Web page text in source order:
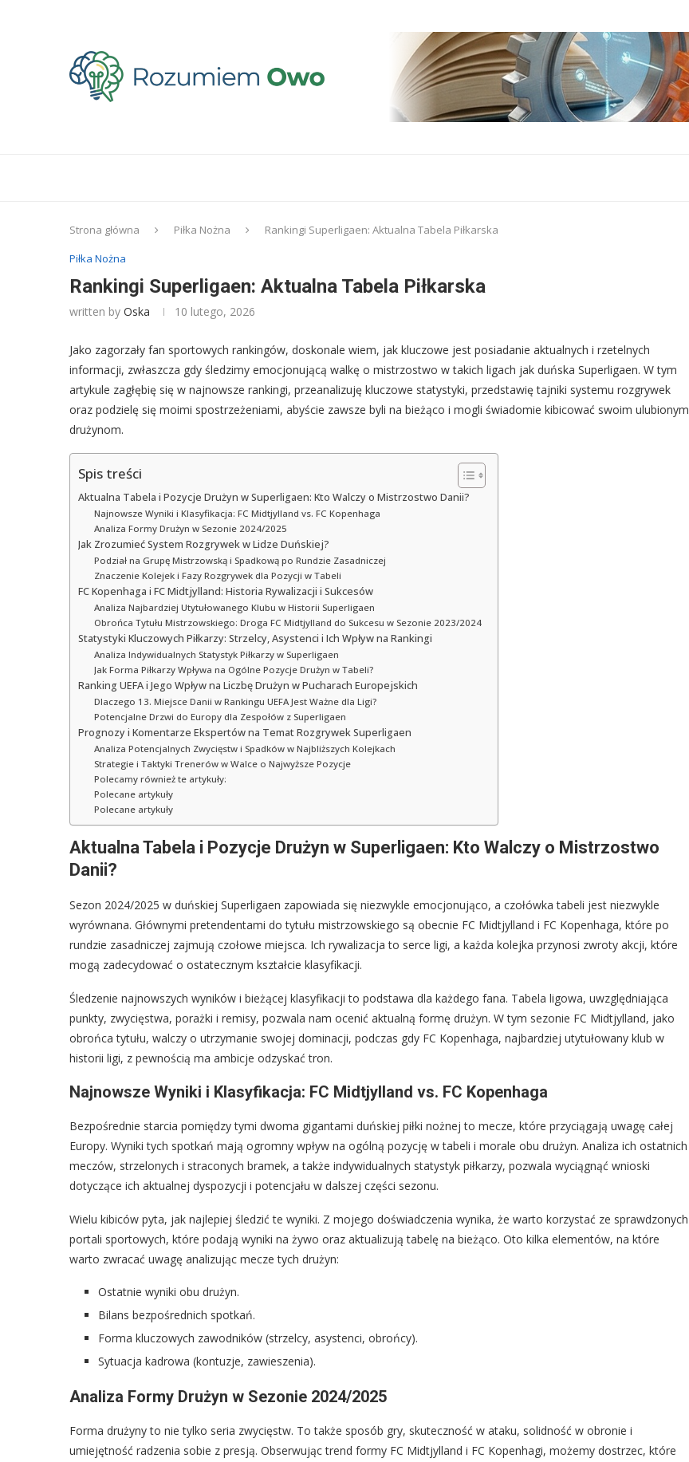
Strona główna Piłka Nożna
Rankingi Superligaen: Aktualna Tabela Piłkarska
Piłka Nożna
Rankingi Superligaen: Aktualna Tabela Piłkarska
written by Oska 10 lutego, 2026
Jako zagorzały fan sportowych rankingów, doskonale wiem, jak kluczowe jest posiadanie aktualnych i rzetelnych
informacji, zwłaszcza gdy śledzimy emocjonującą walkę o mistrzostwo w takich ligach jak duńska Superligaen. W tym
artykule zagłębię się w najnowsze rankingi, przeanalizuję kluczowe statystyki, przedstawię tajniki systemu rozgrywek
oraz podzielę się moimi spostrzeżeniami, abyście zawsze byli na bieżąco i mogli świadomie kibicować swoim ulubionym
drużynom.
Spis treści
Aktualna Tabela i Pozycje Drużyn w Superligaen: Kto Walczy o Mistrzostwo Danii?
Najnowsze Wyniki i Klasyfikacja: FC Midtjylland vs. FC Kopenhaga
Analiza Formy Drużyn w Sezonie 2024/2025
Jak Zrozumieć System Rozgrywek w Lidze Duńskiej?
Podział na Grupę Mistrzowską i Spadkową po Rundzie Zasadniczej
Znaczenie Kolejek i Fazy Rozgrywek dla Pozycji w Tabeli
FC Kopenhaga i FC Midtjylland: Historia Rywalizacji i Sukcesów
Analiza Najbardziej Utytułowanego Klubu w Historii Superligaen
Obrońca Tytułu Mistrzowskiego: Droga FC Midtjylland do Sukcesu w Sezonie 2023/2024
Statystyki Kluczowych Piłkarzy: Strzelcy, Asystenci i Ich Wpływ na Rankingi
Analiza Indywidualnych Statystyk Piłkarzy w Superligaen
Jak Forma Piłkarzy Wpływa na Ogólne Pozycje Drużyn w Tabeli?
Ranking UEFA i Jego Wpływ na Liczbę Drużyn w Pucharach Europejskich
Dlaczego 13. Miejsce Danii w Rankingu UEFA Jest Ważne dla Ligi?
Potencjalne Drzwi do Europy dla Zespołów z Superligaen
Prognozy i Komentarze Ekspertów na Temat Rozgrywek Superligaen
Analiza Potencjalnych Zwycięstw i Spadków w Najbliższych Kolejkach
Strategie i Taktyki Trenerów w Walce o Najwyższe Pozycje
Polecamy również te artykuły:
Polecane artykuły
Polecane artykuły
Aktualna Tabela i Pozycje Drużyn w Superligaen: Kto Walczy o Mistrzostwo
Danii?
Sezon 2024/2025 w duńskiej Superligaen zapowiada się niezwykle emocjonująco, a czołówka tabeli jest niezwykle
wyrównana. Głównymi pretendentami do tytułu mistrzowskiego są obecnie FC Midtjylland i FC Kopenhaga, które po
rundzie zasadniczej zajmują czołowe miejsca. Ich rywalizacja to serce ligi, a każda kolejka przynosi zwroty akcji, które
mogą zadecydować o ostatecznym kształcie klasyfikacji.
Śledzenie najnowszych wyników i bieżącej klasyfikacji to podstawa dla każdego fana. Tabela ligowa, uwzględniająca
punkty, zwycięstwa, porażki i remisy, pozwala nam ocenić aktualną formę drużyn. W tym sezonie FC Midtjylland, jako
obrońca tytułu, walczy o utrzymanie swojej dominacji, podczas gdy FC Kopenhaga, najbardziej utytułowany klub w
historii ligi, z pewnością ma ambicje odzyskać tron.
Najnowsze Wyniki i Klasyfikacja: FC Midtjylland vs. FC Kopenhaga
Bezpośrednie starcia pomiędzy tymi dwoma gigantami duńskiej piłki nożnej to mecze, które przyciągają uwagę całej
Europy. Wyniki tych spotkań mają ogromny wpływ na ogólną pozycję w tabeli i morale obu drużyn. Analiza ich ostatnich
meczów, strzelonych i straconych bramek, a także indywidualnych statystyk piłkarzy, pozwala wyciągnąć wnioski
dotyczące ich aktualnej dyspozycji i potencjału w dalszej części sezonu.
Wielu kibiców pyta, jak najlepiej śledzić te wyniki. Z mojego doświadczenia wynika, że warto korzystać ze sprawdzonych
portali sportowych, które podają wyniki na żywo oraz aktualizują tabelę na bieżąco. Oto kilka elementów, na które
warto zwracać uwagę analizując mecze tych drużyn:
Ostatnie wyniki obu drużyn.
Bilans bezpośrednich spotkań.
Forma kluczowych zawodników (strzelcy, asystenci, obrońcy).
Sytuacja kadrowa (kontuzje, zawieszenia).
Analiza Formy Drużyn w Sezonie 2024/2025
Forma drużyny to nie tylko seria zwycięstw. To także sposób gry, skuteczność w ataku, solidność w obronie i
umiejętność radzenia sobie z presją. Obserwując trend formy FC Midtjylland i FC Kopenhagi, możemy dostrzec, które